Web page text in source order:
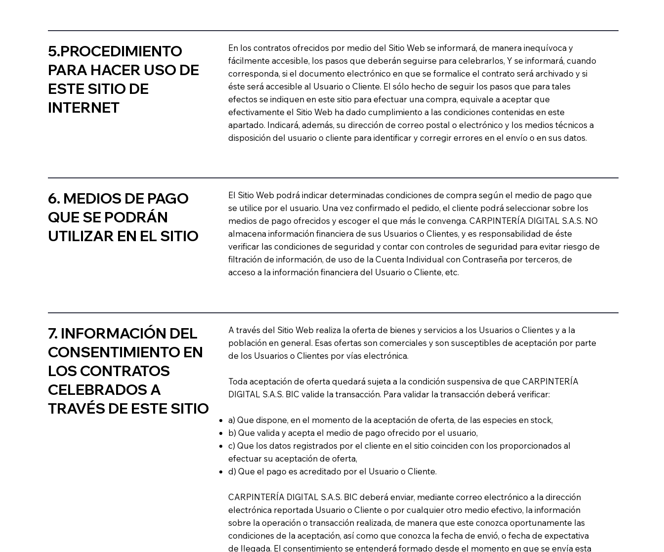
En los contratos ofrecidos por medio del Sitio Web se informará, de manera inequívoca y
fácilmente accesible, los pasos que deberán seguirse para celebrarlos, Y se informará, cuando
corresponda, si el documento electrónico en que se formalice el contrato será archivado y si
éste será accesible al Usuario o Cliente. El sólo hecho de seguir los pasos que para tales
efectos se indiquen en este sitio para efectuar una compra, equivale a aceptar que
efectivamente el Sitio Web ha dado cumplimiento a las condiciones contenidas en este
apartado. Indicará, además, su dirección de correo postal o electrónico y los medios técnicos a
disposición del usuario o cliente para identificar y corregir errores en el envío o en sus datos.
5.PROCEDIMIENTO
PARA HACER USO DE
ESTE SITIO DE
INTERNET
El Sitio Web podrá indicar determinadas condiciones de compra según el medio de pago que
se utilice por el usuario. Una vez confirmado el pedido, el cliente podrá seleccionar sobre los
medios de pago ofrecidos y escoger el que más le convenga. CARPINTERÍA DIGITAL S.A.S. NO
almacena información financiera de sus Usuarios o Clientes, y es responsabilidad de éste
verificar las condiciones de seguridad y contar con controles de seguridad para evitar riesgo de
filtración de información, de uso de la Cuenta Individual con Contraseña por terceros, de
acceso a la información financiera del Usuario o Cliente, etc.
6. MEDIOS DE PAGO
QUE SE PODRÁN
UTILIZAR EN EL SITIO
A través del Sitio Web realiza la oferta de bienes y servicios a los Usuarios o Clientes y a la
población en general. Esas ofertas son comerciales y son susceptibles de aceptación por parte
de los Usuarios o Clientes por vías electrónica.
Toda aceptación de oferta quedará sujeta a la condición suspensiva de que CARPINTERÍA
DIGITAL S.A.S. BIC valide la transacción. Para validar la transacción deberá verificar:
a) Que dispone, en el momento de la aceptación de oferta, de las especies en stock,
b) Que valida y acepta el medio de pago ofrecido por el usuario,
c) Que los datos registrados por el cliente en el sitio coinciden con los proporcionados al
efectuar su aceptación de oferta,
d) Que el pago es acreditado por el Usuario o Cliente.
CARPINTERÍA DIGITAL S.A.S. BIC deberá enviar, mediante correo electrónico a la dirección
electrónica reportada Usuario o Cliente o por cualquier otro medio efectivo, la información
sobre la operación o transacción realizada, de manera que este conozca oportunamente las
condiciones de la aceptación, así como que conozca la fecha de envió, o fecha de expectativa
de llegada. El consentimiento se entenderá formado desde el momento en que se envía esta
7. INFORMACIÓN DEL
CONSENTIMIENTO EN
LOS CONTRATOS
CELEBRADOS A
TRAVÉS DE ESTE SITIO